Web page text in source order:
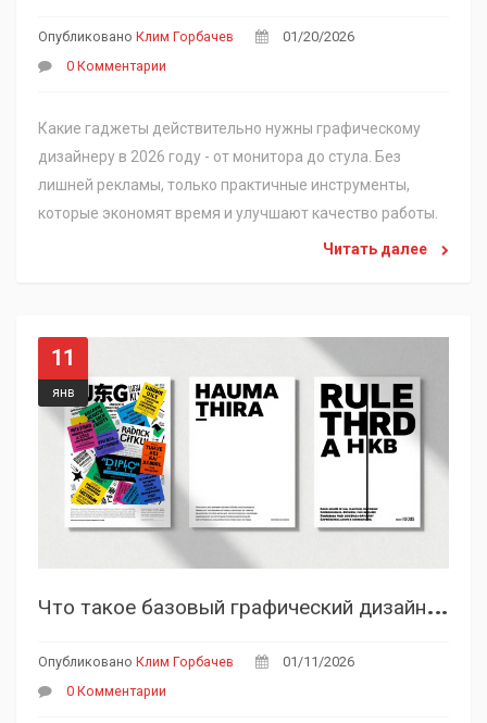
Опубликовано Клим Горбачев
01/20/2026
0 Комментарии
Какие гаджеты действительно нужны графическому
дизайнеру в 2026 году - от монитора до стула. Без
лишней рекламы, только практичные инструменты,
которые экономят время и улучшают качество работы.
Читать далее
11
янв
Ч
то такое базовый графический дизайн: основы, которые знает каждый профессионал
Опубликовано Клим Горбачев
01/11/2026
0 Комментарии